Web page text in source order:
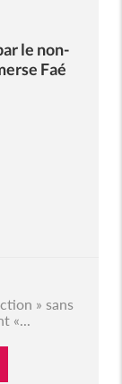
le non-
Faé
» sans
«...